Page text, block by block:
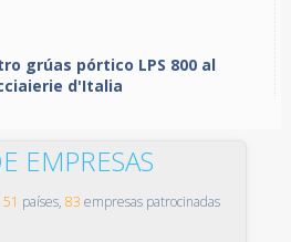
grúas pórtico LPS 800 al
d'Italia
EMPRESAS
51 países, 83 empresas patrocinadas